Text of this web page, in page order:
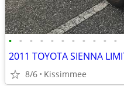
• • • • • • • • • • •
8/6 Kissimmee